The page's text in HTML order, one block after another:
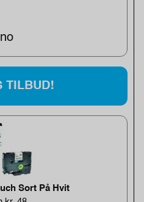
TILBUD!
Sort På Hvit